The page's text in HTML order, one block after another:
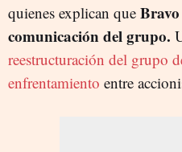
quienes explican que
comunicación del grupo.
reestructuración del grupo
enfrentamiento entre